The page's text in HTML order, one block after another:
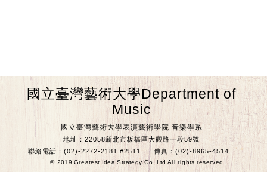
國立臺灣藝術大學Department of
Music
國立臺灣藝術大學表演藝術學院 音樂學系
地址：22058新北市板橋區大觀路一段59號
聯絡電話：(02)-2272-2181 #2511
傳真：(02)-8965-4514
© 2019 Greatest Idea Strategy Co.,Ltd All rights reserved.